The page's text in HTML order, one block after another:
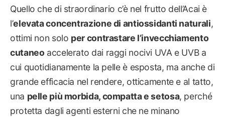
Quello che di straordinario c’è nel frutto dell’Acai è
l’elevata concentrazione di antiossidanti naturali,
ottimi non solo per contrastare l’invecchiamento
cutaneo accelerato dai raggi nocivi UVA e UVB a
cui quotidianamente la pelle è esposta, ma anche di
grande efficacia nel rendere, otticamente e al tatto,
una pelle più morbida, compatta e setosa, perché
protetta dagli agenti esterni che ne minano